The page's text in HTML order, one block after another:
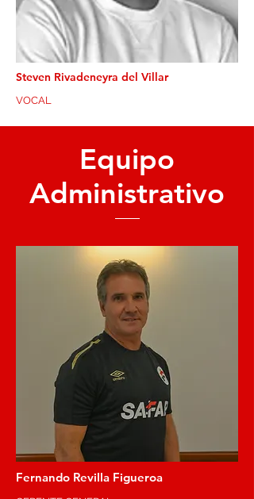
Steven Rivadeneyra del Villar
VOCAL
Equipo
Administrativo
Fernando Revilla Figueroa